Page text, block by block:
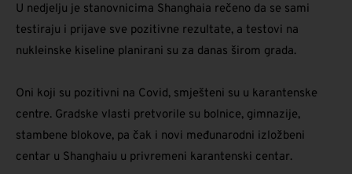
U nedjelju je stanovnicima Shanghaia rečeno da se sami
testiraju i prijave sve pozitivne rezultate, a testovi na
nukleinske kiseline planirani su za danas širom grada.
Oni koji su pozitivni na Covid, smješteni su u karantenske
centre. Gradske vlasti pretvorile su bolnice, gimnazije,
stambene blokove, pa čak i novi međunarodni izložbeni
centar u Shanghaiu u privremeni karantenski centar.